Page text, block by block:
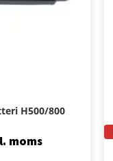
H500/800
moms